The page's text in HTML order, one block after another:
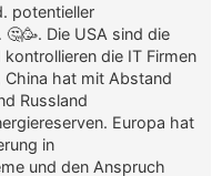
potentieller
Die USA sind die
die IT Firmen
China hat mit Abstand
Russland
Europa hat
in
und den Anspruch